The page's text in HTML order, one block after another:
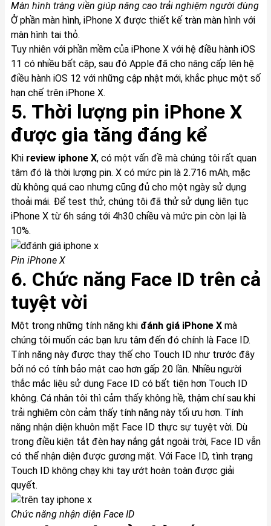
Màn hình tràng viền giúp nâng cao trải nghiệm người dùng
Ở phần màn hình,iPhone Xđược thiết kế tràn màn hình với
màn hình tai thỏ.
Tuy nhiên với phần mềm của iPhone Xvới hệ điều hành iOS
11 có nhiều bất cập, sau đó Apple đã cho nâng cấp lên hệ
điều hành iOS 12 với những cập nhật mới, khắc phục một số
hạn chế trêniPhone X.
5. Thời lượng pin iPhone X
được gia tăng đáng kể
Khi review iphone X, có một vấn đề mà chúng tôi rất quan
tâm đó là thời lượng pin. X có mức pin là 2.716 mAh, mặc
dù không quá cao nhưng cũng đủ cho một ngày sử dụng
thoải mái. Để test thử, chúng tôi đã thử sử dụng liên tục
iPhone Xtừ 6h sáng tới 4h30 chiều và mức pin còn lại là
10%.
Pin iPhone X
6. Chức năng Face ID trên cả
tuyệt vời
Một trong những tính năng khi đánh giáiPhone Xmà
chúng tôi muốn các bạn lưu tâm đến đó chính là Face ID.
Tính năng này được thay thế cho Touch ID như trước đây
bởi nó có tính bảo mật cao hơn gấp 20 lần. Nhiều người
thắc mắc liệu sử dụng Face ID có bất tiện hơn Touch ID
không. Cá nhân tôi thì cảm thấy không hề, thậm chí sau khi
trải nghiệm còn cảm thấy tính năng này tối ưu hơn. Tính
năng nhận diện khuôn mặt Face ID thực sự tuyệt vời. Dù
trong điều kiện tắt đèn hay nắng gắt ngoài trời, Face ID vẫn
có thể nhận diện được gương mặt. Với Face ID, tình trạng
Touch ID không chạy khi tay ướt hoàn toàn được giải
quyết.
Chức năng nhận diện Face ID